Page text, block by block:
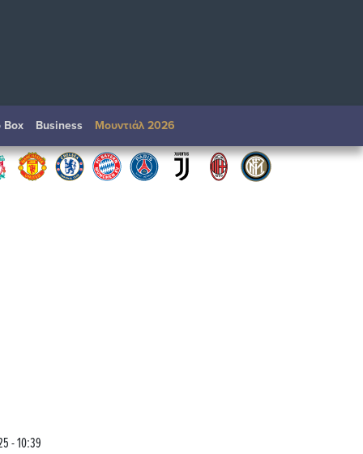
Box Βusiness Μουντιάλ 2026
- 10:39